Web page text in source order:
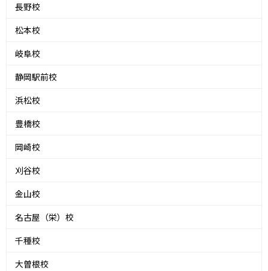
長野校
松本校
岐阜校
静岡駅前校
浜松校
豊橋校
岡崎校
刈谷校
金山校
名古屋（栄）校
千種校
大曽根校